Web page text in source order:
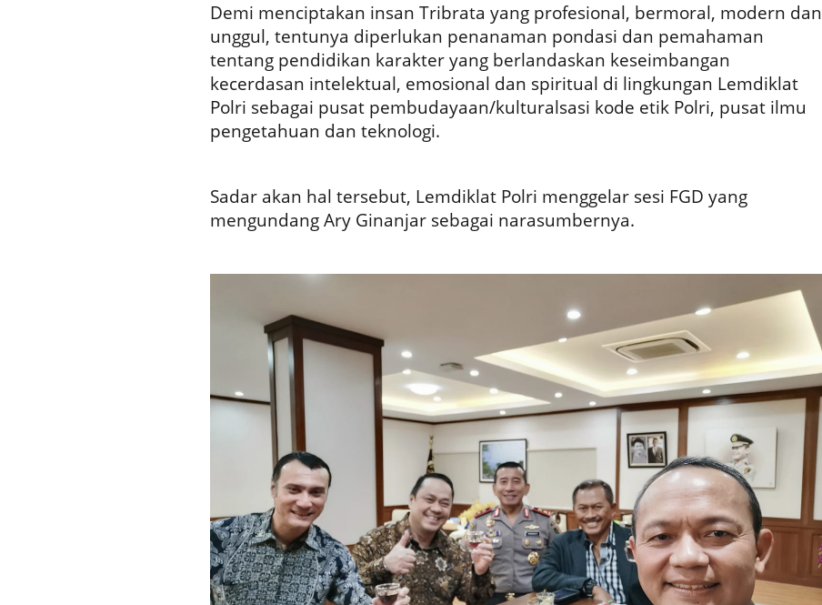
Demi menciptakan insan Tribrata yang profesional, bermoral, modern dan
unggul, tentunya diperlukan penanaman pondasi dan pemahaman
tentang pendidikan karakter yang berlandaskan keseimbangan
kecerdasan intelektual, emosional dan spiritual di lingkungan Lemdiklat
Polri sebagai pusat pembudayaan/kulturalsasi kode etik Polri, pusat ilmu
pengetahuan dan teknologi.
Sadar akan hal tersebut, Lemdiklat Polri menggelar sesi FGD yang
mengundang Ary Ginanjar sebagai narasumbernya.